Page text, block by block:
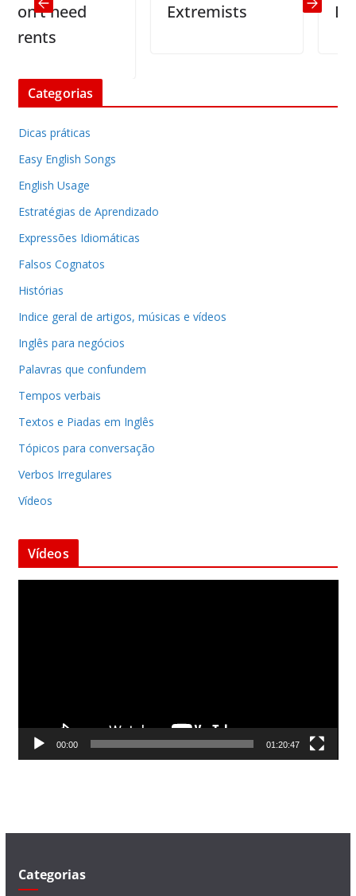
need
Extremists Dog
Categorias
Dicas práticas
Easy English Songs
English Usage
Estratégias de Aprendizado
Expressões Idiomáticas
Falsos Cognatos
Histórias
Indice geral de artigos, músicas e vídeos
Inglês para negócios
Palavras que confundem
Tempos verbais
Textos e Piadas em Inglês
Tópicos para conversação
Verbos Irregulares
Vídeos
Vídeos
d
00:00 01:20:47
Categorias